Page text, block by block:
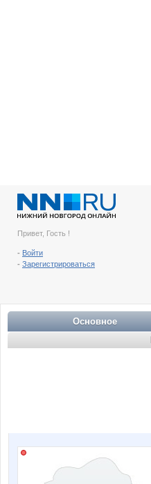
Привет, Гость !
- Войти
- Зарегистрироваться
Основное